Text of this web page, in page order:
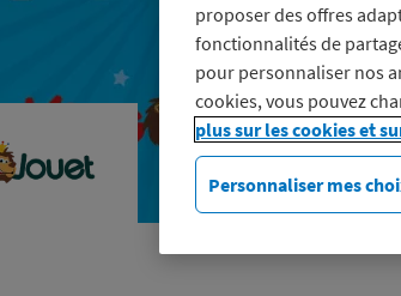
proposer des offres
fonctionnalités de
pour personnaliser nos
cookies, vous pouvez
plus sur les cookies et
Personnaliser mes